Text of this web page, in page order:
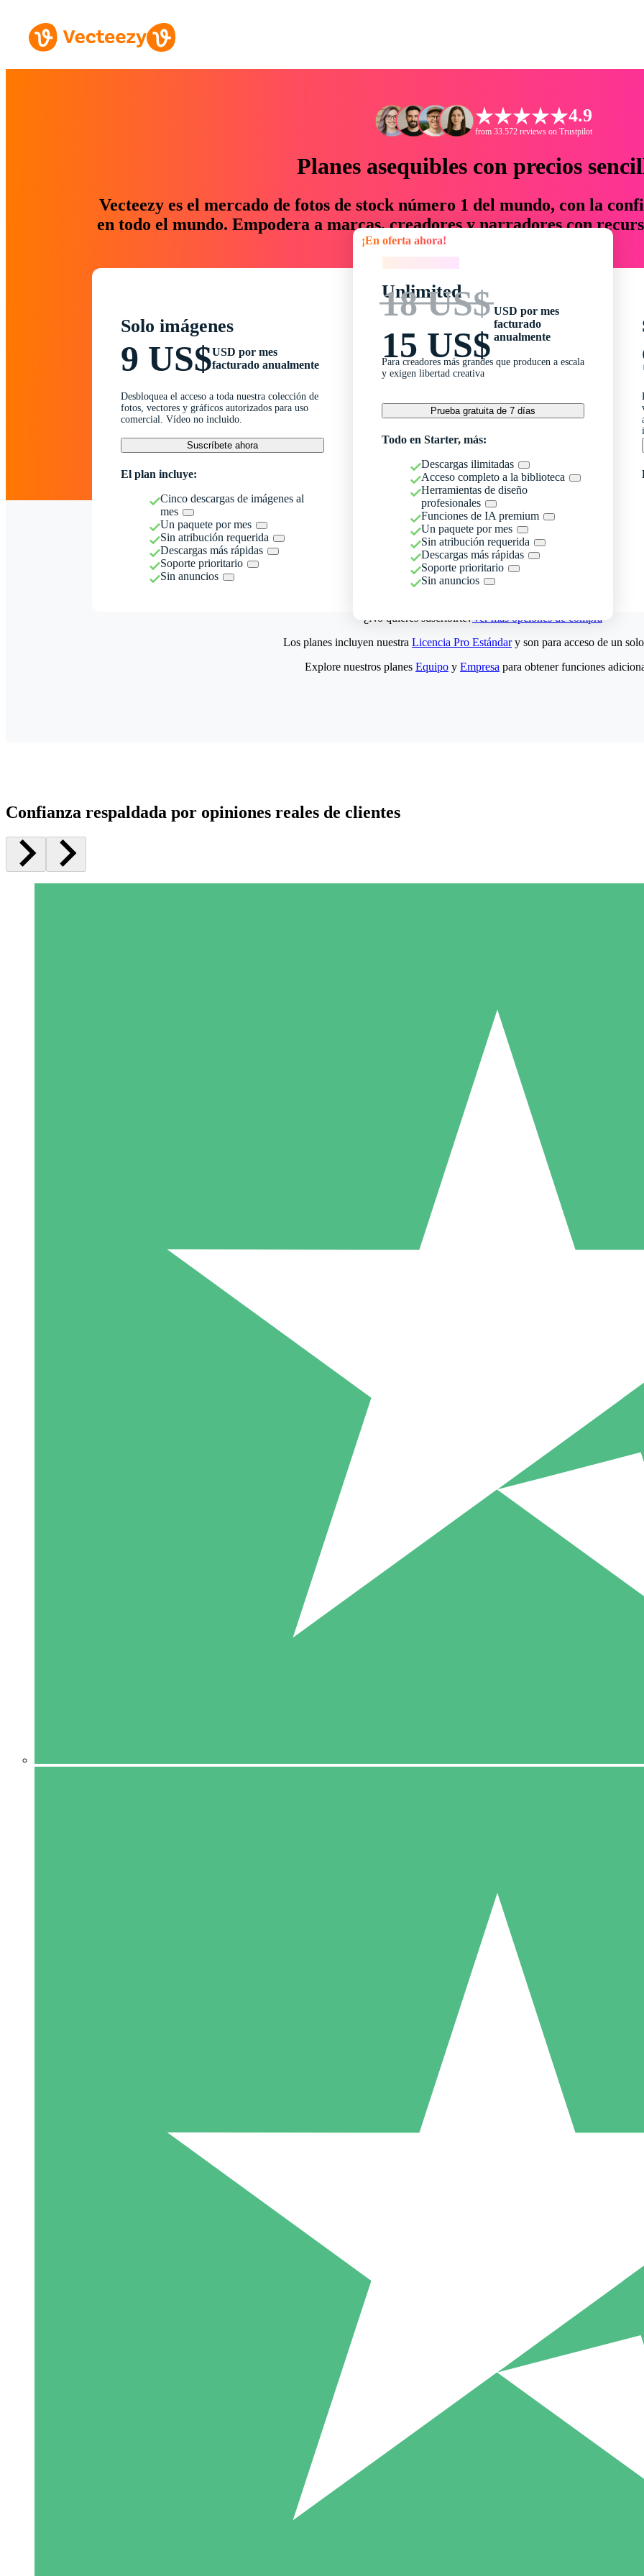
4.9
from 33.572 reviews on Trustpilot
Planes asequibles con precios
Vecteezy es el mercado de fotos de stock número 1 del mundo, con la
en todo el mundo. Empodera a marcas, creadores y narradores con
un 76 % en tiempo y presupuesto.
Solo imágenes
9 US$USD por mes
facturado anualmente
Desbloquea el acceso a toda nuestra colección de
fotos, vectores y gráficos autorizados para uso
comercial. Vídeo no incluido.
Suscríbete ahora
El plan incluye:
Cinco descargas de imágenes al
mes
Un paquete por mes
Sin atribución requerida
Descargas más rápidas
Soporte prioritario
Sin anuncios
¡En oferta ahora!
Unlimited
18 US$
15 US$
USD por mes
facturado
anualmente
Para creadores más grandes que producen a escala
y exigen libertad creativa
Prueba gratuita de 7 días
Todo en Starter, más:
Descargas ilimitadas
Acceso completo a la biblioteca
Herramientas de diseño
profesionales
Funciones de IA premium
Un paquete por mes
Sin atribución requerida
Descargas más rápidas
Soporte prioritario
Sin anuncios
¿No quieres suscribirte?Ver más opciones de compra
5 Descargas
15
Los planes incluyen nuestra Licencia Pro Estándary son para acceso de un
Explore nuestros planes Equipo y Empresa para obtener funciones
Confianza respaldada por opiniones reales de clientes